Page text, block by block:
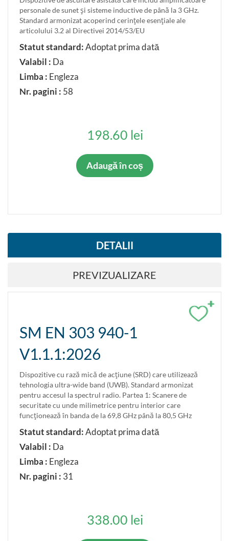
personale de sunet şi sisteme inductive de până la 3 GHz.
Standard armonizat acoperind cerinţele esenţiale ale
articolului 3.2 al Directivei 2014/53/EU
Statut standard:Adoptat prima dată
Valabil : Da
Limba : Engleza
Nr. pagini : 58
198.60 lei
Adaugă în coș
DETALII
PREVIZUALIZARE
+
SM EN 303 940-1
V1.1.1:2026
Dispozitive cu rază mică de acţiune (SRD) care utilizează
tehnologia ultra-wide band (UWB). Standard armonizat
pentru accesul la spectrul radio. Partea 1: Scanere de
securitate cu unde milimetrice pentru interior care
funcţionează în banda de la 69,8 GHz până la 80,5 GHz
Statut standard:Adoptat prima dată
Valabil : Da
Limba : Engleza
Nr. pagini : 31
338.00 lei